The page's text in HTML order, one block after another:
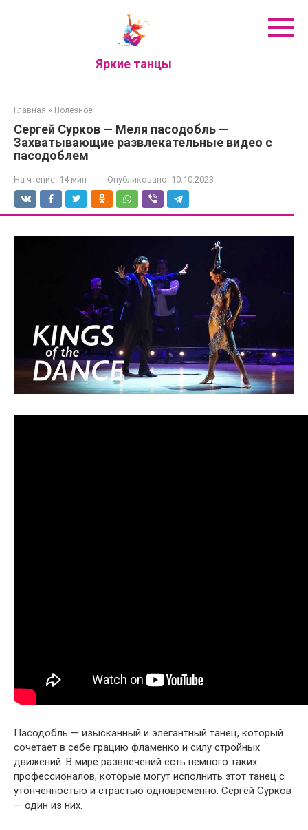
Яркие танцы
Главная » Полезное
Сергей Сурков — Меля пасодобль —
Захватывающие развлекательные видео с
пасодоблем
На чтение: 14 мин Опубликовано: 10.10.2023
Пасодобль — изысканный и элегантный танец, который
сочетает в себе грацию фламенко и силу стройных
движений. В мире развлечений есть немного таких
профессионалов, которые могут исполнить этот танец с
утонченностью и страстью одновременно. Сергей Сурков
— один из них.